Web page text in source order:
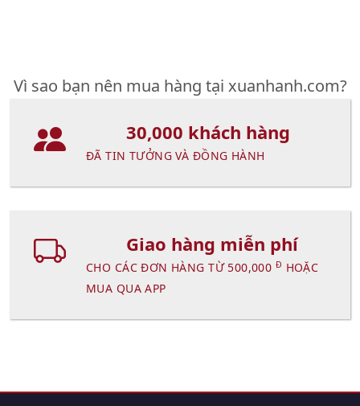
Vì sao bạn nên mua hàng tại xuanhanh.com?
30,000 khách hàng
ĐÃ TIN TƯỞNG VÀ ĐỒNG HÀNH
Giao hàng miễn phí
CHO CÁC ĐƠN HÀNG TỪ 500,000 Đ HOẶC
MUA QUA APP